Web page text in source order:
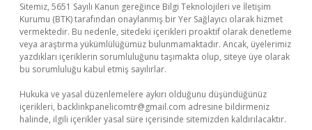
Sitemiz, 5651 Sayılı Kanun gereğince Bilgi Teknolojileri ve İletişim
Kurumu (BTK) tarafından onaylanmış bir Yer Sağlayıcı olarak hizmet
vermektedir. Bu nedenle, sitedeki içerikleri proaktif olarak denetleme
veya araştırma yükümlülüğümüz bulunmamaktadır. Ancak, üyelerimiz
yazdıkları içeriklerin sorumluluğunu taşımakta olup, siteye üye olarak
bu sorumluluğu kabul etmiş sayılırlar.
Hukuka ve yasal düzenlemelere aykırı olduğunu düşündüğünüz
içerikleri, backlinkpanelicomtr@gmail.com adresine bildirmeniz
halinde, ilgili içerikler yasal süre içerisinde sitemizden kaldırılacaktır.